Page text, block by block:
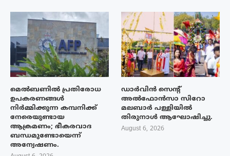
മെൽബണിൽ പ്രതിരോധ
ഉപകരണങ്ങൾ
നിർമ്മിക്കുന്ന കമ്പനിക്ക്
നേരെയുണ്ടായ
ആക്രമണം; ഭീകരവാദ
ബന്ധമുണ്ടോയെന്ന്
അന്വേഷണം.
ഡാർവിൻ സെന്റ്
അൽഫോൻസാ സിറോ
മലബാർ പള്ളിയിൽ
തിരുനാൾ ആഘോഷിച്ചു.
August 6, 2026